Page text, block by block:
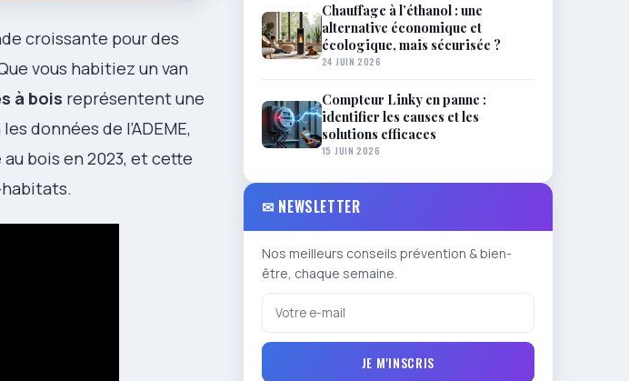
croissante pour des
vous habitiez un van
à bois représentent une
données de l’ADEME,
bois en 2023, et cette
Chauffage à l’éthanol : une
alternative économique et
écologique, mais sécurisée ?
24 JUIN 2026
Compteur Linky en panne :
identifier les causes et les
solutions efficaces
15 JUIN 2026
✉ NEWSLETTER
Nos meilleurs conseils prévention & bien-
être, chaque semaine.
JE M'INSCRIS